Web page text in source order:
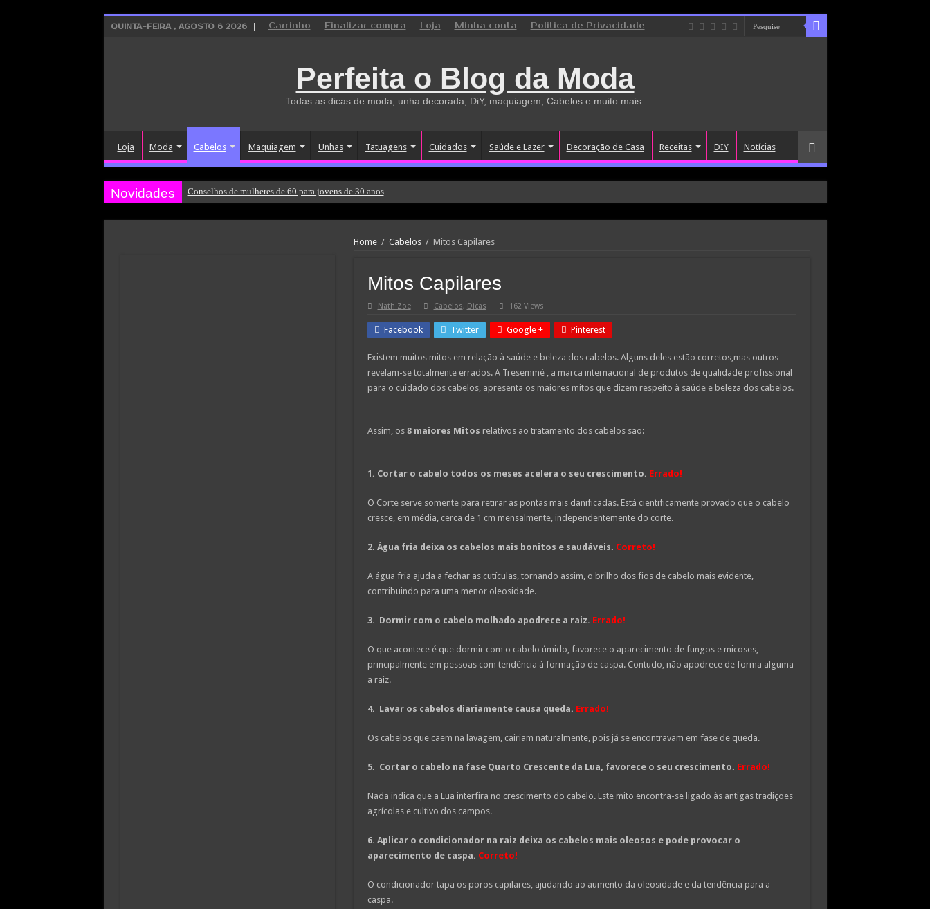
QUINTA-FEIRA , AGOSTO 6 2026 Carrinho Finalizar compra Loja Minha conta Politica de Privacidade
Perfeita o Blog da Moda
Todas as dicas de moda, unha decorada, DiY, maquiagem, Cabelos e muito mais.
Loja Moda Cabelos Maquiagem Unhas Tatuagens Cuidados Saúde e Lazer Decoração de Casa Receitas DIY Notícias
Novidades Conselhos de mulheres de 60 para jovens de 30 anos
Home / Cabelos / Mitos Capilares
Mitos Capilares
Nath Zoe Cabelos, Dicas 162 Views
Facebook Twitter Google + Pinterest
Existem muitos mitos em relação à saúde e beleza dos cabelos. Alguns deles estão corretos,mas outros
revelam-se totalmente errados. A Tresemmé , a marca internacional de produtos de qualidade profissional
para o cuidado dos cabelos, apresenta os maiores mitos que dizem respeito à saúde e beleza dos cabelos.
Assim, os8 maiores Mitos relativos ao tratamento dos cabelos são:
1. Cortar o cabelo todos os meses acelera o seu crescimento. Errado!
O Corte serve somente para retirar as pontas mais danificadas. Está cientificamente provado que o cabelo
cresce, em média, cerca de 1 cm mensalmente, independentemente do corte.
2. Água fria deixa os cabelos mais bonitos e saudáveis. Correto!
A água fria ajuda a fechar as cutículas, tornando assim, o brilho dos fios de cabelo mais evidente,
contribuindo para uma menor oleosidade.
3. Dormir com o cabelo molhado apodrece a raiz. Errado!
O que acontece é que dormir com o cabelo úmido, favorece o aparecimento de fungos e micoses,
principalmente em pessoas com tendência à formação de caspa. Contudo, não apodrece de forma alguma
a raiz.
4. Lavar os cabelos diariamente causa queda. Errado!
Os cabelos que caem na lavagem, cairiam naturalmente, pois já se encontravam em fase de queda.
5. Cortar o cabelo na fase Quarto Crescente da Lua, favorece o seu crescimento. Errado!
Nada indica que a Lua interfira no crescimento do cabelo. Este mito encontra-se ligado às antigas tradições
agrícolas e cultivo dos campos.
6. Aplicar o condicionador na raiz deixa os cabelos mais oleosos e pode provocar o
aparecimento de caspa. Correto!
O condicionador tapa os poros capilares, ajudando ao aumento da oleosidade e da tendência para a
caspa.